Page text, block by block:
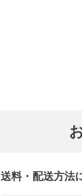
送料・配送方法